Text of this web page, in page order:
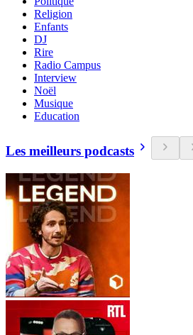
Religion
Enfants
DJ
Rire
Radio Campus
Interview
Noël
Musique
Education
Les meilleurs podcasts